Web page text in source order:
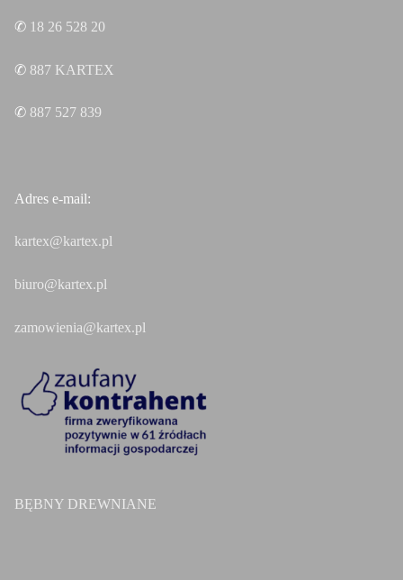
✆ 18 26 528 20
✆ 887 KARTEX
✆ 887 527 839
Adres e-mail:
kartex@kartex.pl
biuro@kartex.pl
zamowienia@kartex.pl
BĘBNY DREWNIANE